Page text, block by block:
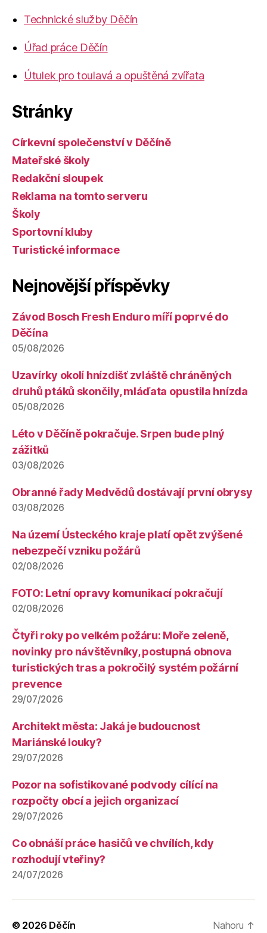
Technické služby Děčín
Úřad práce Děčín
Útulek pro toulavá a opuštěná zvířata
Stránky
Církevní společenství v Děčíně
Mateřské školy
Redakční sloupek
Reklama na tomto serveru
Školy
Sportovní kluby
Turistické informace
Nejnovější příspěvky
Závod Bosch Fresh Enduro míří poprvé do
Děčína
05/08/2026
Uzavírky okolí hnízdišť zvláště chráněných
druhů ptáků skončily, mláďata opustila hnízda
05/08/2026
Léto v Děčíně pokračuje. Srpen bude plný
zážitků
03/08/2026
Obranné řady Medvědů dostávají první obrysy
03/08/2026
Na území Ústeckého kraje platí opět zvýšené
nebezpečí vzniku požárů
02/08/2026
FOTO: Letní opravy komunikací pokračují
02/08/2026
Čtyři roky po velkém požáru: Moře zeleně,
novinky pro návštěvníky, postupná obnova
turistických tras a pokročilý systém požární
prevence
29/07/2026
Architekt města: Jaká je budoucnost
Mariánské louky?
29/07/2026
Pozor na sofistikované podvody cílící na
rozpočty obcí a jejich organizací
29/07/2026
Co obnáší práce hasičů ve chvílích, kdy
rozhodují vteřiny?
24/07/2026
© 2026 Děčín Nahoru ↑